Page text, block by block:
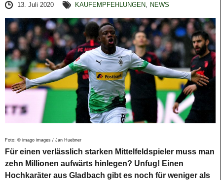
13. Juli 2020 KAUFEMPFEHLUNGEN, NEWS
Foto: © imago images / Jan Huebner
Für einen verlässlich starken Mittelfeldspieler muss man
zehn Millionen aufwärts hinlegen? Unfug! Einen
Hochkaräter aus Gladbach gibt es noch für weniger als